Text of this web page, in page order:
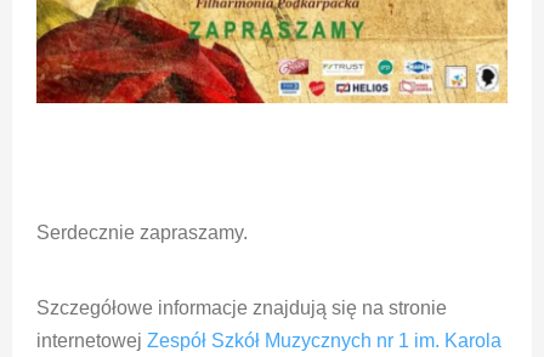
Serdecznie zapraszamy.
Szczegółowe informacje znajdują się na stronie
internetowej Zespół Szkół Muzycznych nr 1 im. Karola